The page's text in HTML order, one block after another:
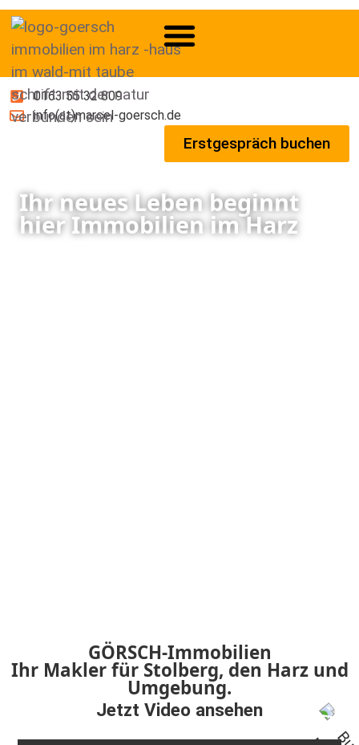
0163 55 32 809
info(at)marcel-goersch.de
Erstgespräch buchen
Ihr neues Leben beginnt
hier Immobilien im Harz
GÖRSCH-Immobilien
Ihr Makler für Stolberg, den Harz und
Umgebung.
Jetzt Video ansehen